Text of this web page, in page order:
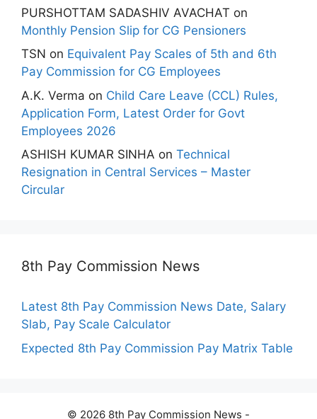
PURSHOTTAM SADASHIV AVACHAT on
Monthly Pension Slip for CG Pensioners
TSN on Equivalent Pay Scales of 5th and 6th
Pay Commission for CG Employees
A.K. Verma on Child Care Leave (CCL) Rules,
Application Form, Latest Order for Govt
Employees 2026
ASHISH KUMAR SINHA on Technical
Resignation in Central Services – Master
Circular
8th Pay Commission News
Latest 8th Pay Commission News Date, Salary
Slab, Pay Scale Calculator
Expected 8th Pay Commission Pay Matrix Table
© 2026 8th Pay Commission News -